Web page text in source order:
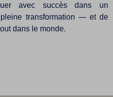
avec succès dans un
transformation — et de
dans le monde.